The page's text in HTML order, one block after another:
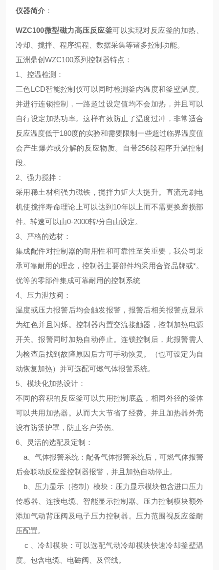
仪器简介 ：
WZC100微型磁力高压反应釜可以实现对反应釜的加热、
冷却、搅拌、程序编程、数据采集等诸多控制功能。
五洲鼎创WZC100系列控制器特点 ：
1、 控温检测 ：
三色LCD智能控制仪可以同时检测釜内温度和釜壁温度。
并进行连锁控制，一路超过设定值均不会加热，并且可以
自行设定加热功率。这样有效防止了温度过冲，非常适合
反应温度低于180度的实验和需要限制一些超过临界温度值
会产生爆炸或分解的反应物质。自带256段程序升温控制
段。
2、 强力搅拌 ：
采用稀土材料强力磁铁，搅拌力矩大大提升。直流无刷电
机使搅拌寿命理论上可以达到10年以上而不需更换磨损部
件。转速可以由0-2000转/分自由设定。
3、 严格的选材 ：
集成配件对控制器的耐用性和可靠性至关重要，我公司秉
承可靠耐用的理念，控制器主要部件均采用合资品牌或*。
优等的零部件集成可靠耐用的控制系统
4、 压力泄放阀 ：
温度或压力报警后均会触发报警，报警后相关报警点显示
为红色并且闪烁。控制器内置交流接触器，控制加热电源
开关。报警同时加热自动停止。连锁控制后，此报警需人
为检查后找到故障原因后方可手动恢复。（也可设定为自
动恢复加热）并可选配可燃气体报警系统。
5、 模块化加热设计 ：
不同的容积的反应釜可以共用控制底盘，相同外径的釜体
可以共用加热器。从而大大节省了经费。并且加热器外壳
设有防烫护罩，防止客户烫伤。
6、
灵活的选配及定制 ：
a、气体报警系统：配备气体报警系统后，可燃气体报警
后会联动反应釜控制器报警，并且加热自动停止。
b、压力显示（控制）模块：压力显示模块包含进口压力
传感器、连接电缆、智能显示控制器。压力控制模块额外
添加气动背压阀及电子压力控制器。压力范围视反应釜耐
压配置。
c 、冷却模块：可以选配气动冷却模块快速冷却釜壁温
度。包含电缆、电磁阀、及管线。